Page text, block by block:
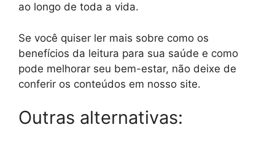
ao longo de toda a vida.
Se você quiser ler mais sobre como os
benefícios da leitura para sua saúde e como
pode melhorar seu bem-estar, não deixe de
conferir os conteúdos em nosso site.
Outras alternativas: